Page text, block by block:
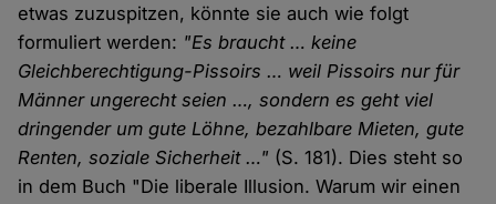
etwas zuzuspitzen, könnte sie auch wie folgt
formuliert werden: "Es braucht … keine
Gleichberechtigung-Pissoirs … weil Pissoirs nur für
Männer ungerecht seien …, sondern es geht viel
dringender um gute Löhne, bezahlbare Mieten, gute
Renten, soziale Sicherheit …" (S. 181). Dies steht so
in dem Buch "Die liberale Illusion. Warum wir einen